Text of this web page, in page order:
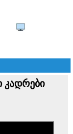
კადრები